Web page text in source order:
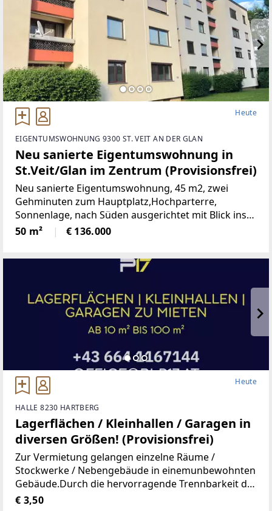
Heute
EIGENTUMSWOHNUNG 9300 ST. VEIT AN DER GLAN
Neu sanierte Eigentumswohnung in
St.Veit/Glan im Zentrum (Provisionsfrei)
Neu sanierte Eigentumswohnung, 45 m2, zwei
Gehminuten zum Hauptplatz,Hochparterre,
Sonnenlage, nach Süden ausgerichtet mit Blick ins
Grüne, mangelangt über nur 4 Stufen in die
Wohnung, Kindergarten, Volksschule,Mittelschule,
50 m² € 136.000
Heute
HALLE 8230 HARTBERG
Lagerflächen / Kleinhallen / Garagen in
diversen Größen! (Provisionsfrei)
Zur Vermietung gelangen einzelne Räume /
Stockwerke / Nebengebäude in einemunbewohnten
Gebäude.Durch die hervorragende Trennbarkeit der
Räumlichkeiten, stehen Ihnen Größen vonca. 10 m²
€ 3,50